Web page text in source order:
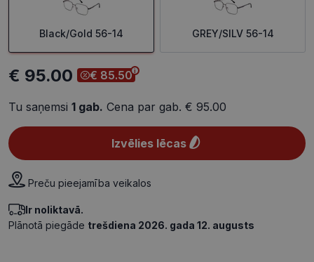
Black/Gold 56-14 GREY/SILV 56-14
€ 95.00 € 85.50
Tu saņemsi 1 gab. Cena par gab. € 95.00
Izvēlies lēcas
Preču pieejamība veikalos
Ir noliktavā.
Plānotā piegāde trešdiena 2026. gada 12. augusts